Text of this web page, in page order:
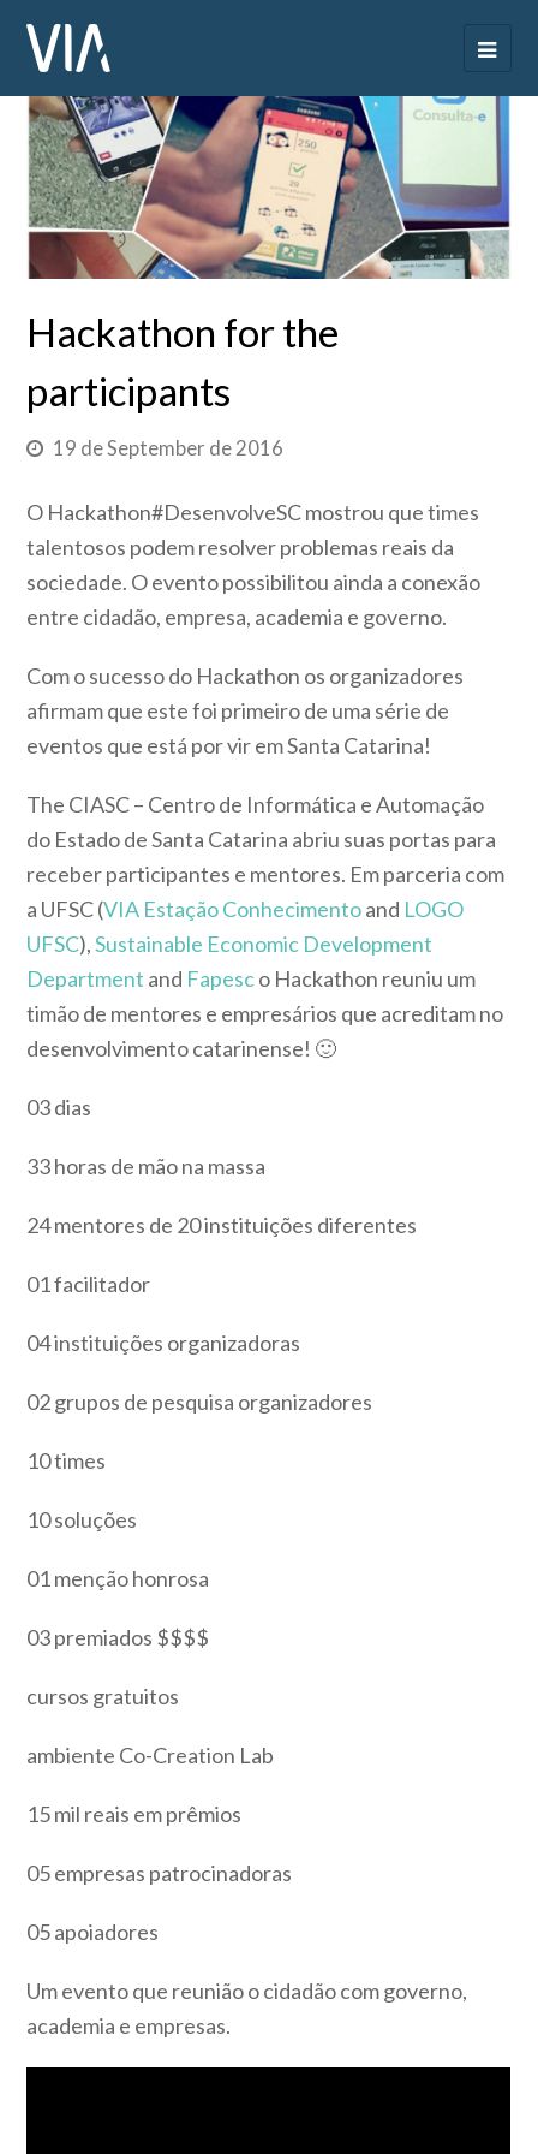
Hackathon for the
participants
19 de September de 2016
O Hackathon#DesenvolveSC mostrou que times
talentosos podem resolver problemas reais da
sociedade. O evento possibilitou ainda a conexão
entre cidadão, empresa, academia e governo.
Com o sucesso do Hackathon os organizadores
afirmam que este foi primeiro de uma série de
eventos que está por vir em Santa Catarina!
The CIASC – Centro de Informática e Automação
do Estado de Santa Catarina abriu suas portas para
receber participantes e mentores. Em parceria com
a UFSC (VIA Estação Conhecimentoand LOGO
UFSC),Sustainable Economic Development
Department and Fapesco Hackathon reuniu um
timão de mentores e empresários que acreditam no
desenvolvimento catarinense! 🙂
03 dias
33 horas de mão na massa
24 mentores de 20 instituições diferentes
01 facilitador
04 instituições organizadoras
02 grupos de pesquisa organizadores
10 times
10 soluções
01 menção honrosa
03 premiados $$$$
cursos gratuitos
ambiente Co-Creation Lab
15 mil reais em prêmios
05 empresas patrocinadoras
05 apoiadores
Um evento que reunião o cidadão com governo,
academia e empresas.